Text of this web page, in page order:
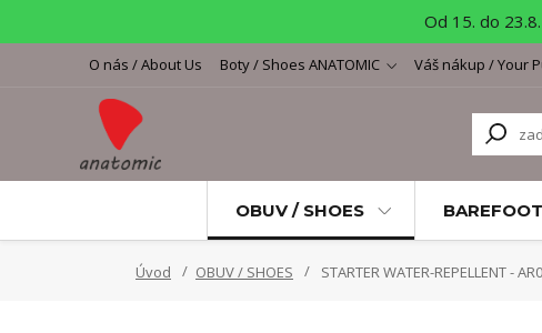
Od 15. do
O nás / About Us Boty / Shoes ANATOMIC Váš nákup / Your
OBUV / SHOES
Úvod OBUV / SHOES STARTER WATER-REPELLENT -